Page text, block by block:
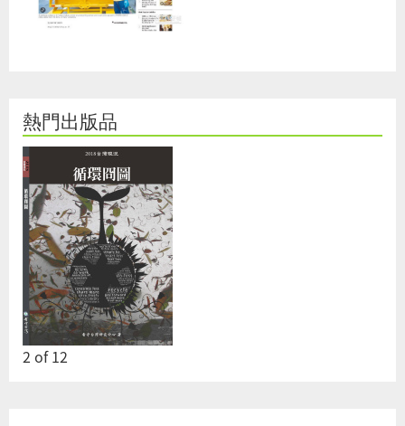
熱門出版品
2 of12